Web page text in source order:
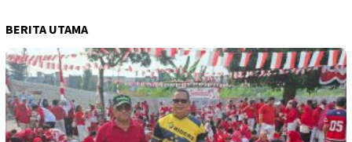
BERITA UTAMA